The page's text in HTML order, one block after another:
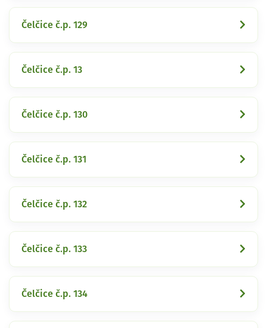
Čelčice č.p. 129
Čelčice č.p. 13
Čelčice č.p. 130
Čelčice č.p. 131
Čelčice č.p. 132
Čelčice č.p. 133
Čelčice č.p. 134